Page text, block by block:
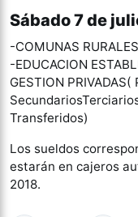
Sábado 7 de
-COMUNAS RURALES
-EDUCACION
GESTION
Transferidos)
Los sueldos
estarán en cajeros
2018.